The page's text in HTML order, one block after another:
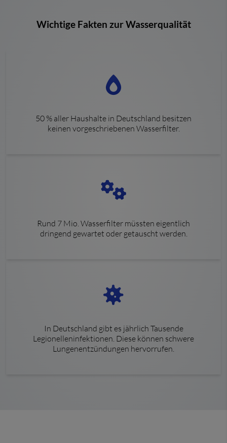
Wichtige Fakten zur Wasserqualität
50 % aller Haushalte in Deutschland besitzen
keinen vorgeschriebenen Wasserfilter.
Rund 7 Mio. Wasserfilter müssten eigentlich
dringend gewartet oder getauscht werden.
In Deutschland gibt es jährlich Tausende
Legionelleninfektionen. Diese können schwere
Lungenentzündungen hervorrufen.